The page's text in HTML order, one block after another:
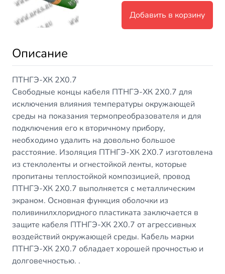
Добавить в корзину
Описание
ПТНГЭ-ХК 2Х0.7
Свободные концы кабеля ПТНГЭ-ХК 2Х0.7 для
исключения влияния температуры окружающей
среды на показания термопреобразователя и для
подключения его к вторичному прибору,
необходимо удалить на довольно большое
расстояние. Изоляция ПТНГЭ-ХК 2Х0.7 изготовлена
из стеклоленты и огнестойкой ленты, которые
пропитаны теплостойкой композицией, провод
ПТНГЭ-ХК 2Х0.7 выполняется с металлическим
экраном. Основная функция оболочки из
поливинилхлоридного пластиката заключается в
защите кабеля ПТНГЭ-ХК 2Х0.7 от агрессивных
воздействий окружающей среды. Кабель марки
ПТНГЭ-ХК 2Х0.7 обладает хорошей прочностью и
долговечностью. .